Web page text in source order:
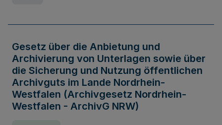
Gesetz über die Anbietung und
Archivierung von Unterlagen sowie über
die Sicherung und Nutzung öffentlichen
Archivguts im Lande Nordrhein-
Westfalen (Archivgesetz Nordrhein-
Westfalen - ArchivG NRW)